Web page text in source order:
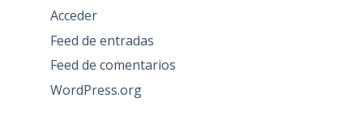
Acceder
Feed de entradas
Feed de comentarios
WordPress.org